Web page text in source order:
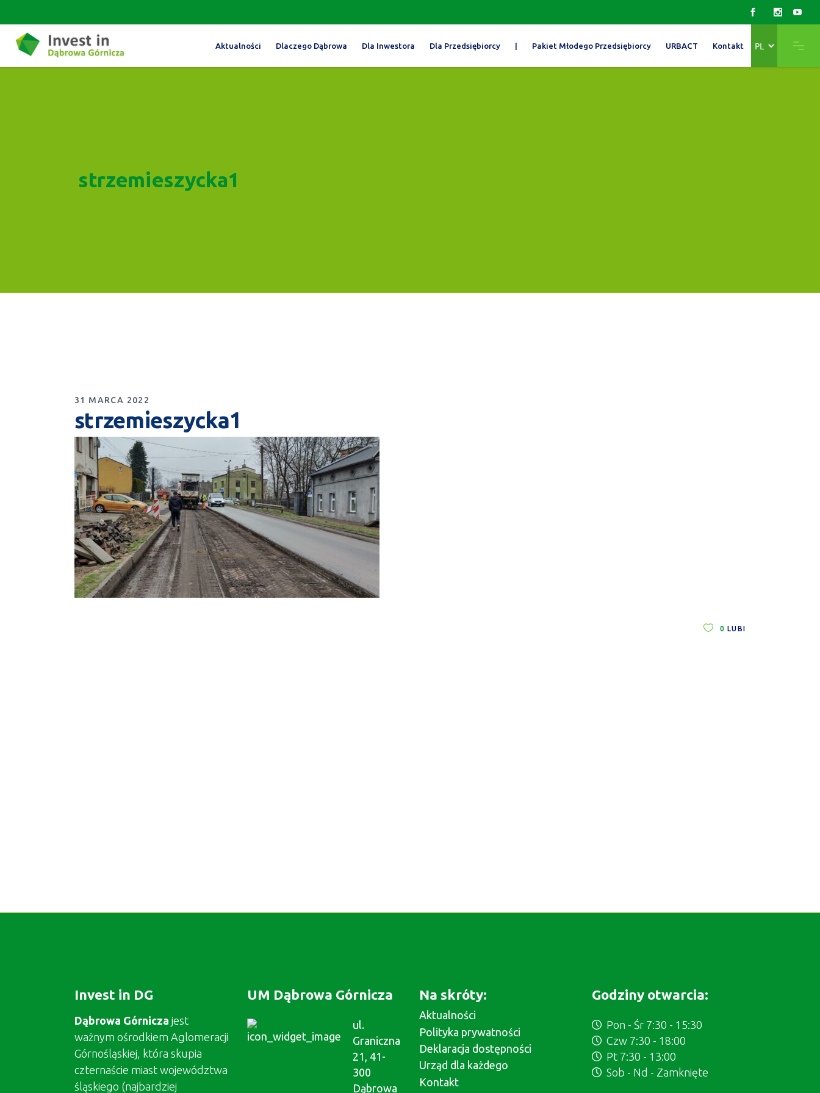
Aktualności Dlaczego Dąbrowa Dla Inwestora Dla Przedsiębiorcy | Pakiet Młodego Przedsiębiorcy URBACT Kontakt
język
strzemieszycka1
31 MARCA 2022
strzemieszycka1
0 LUBI
Invest in DG
Dąbrowa Górnicza jest
ważnym ośrodkiem Aglomeracji
Górnośląskiej, która skupia
czternaście miast województwa
śląskiego (najbardziej
UM Dąbrowa Górnicza
ul.
Graniczna
21, 41-
300
Dąbrowa
Na skróty:
Aktualności
Polityka prywatności
Deklaracja dostępności
Urząd dla każdego
Kontakt
Godziny otwarcia:
Pon - Śr 7:30 - 15:30
Czw 7:30 - 18:00
Pt 7:30 - 13:00
Sob - Nd - Zamknięte